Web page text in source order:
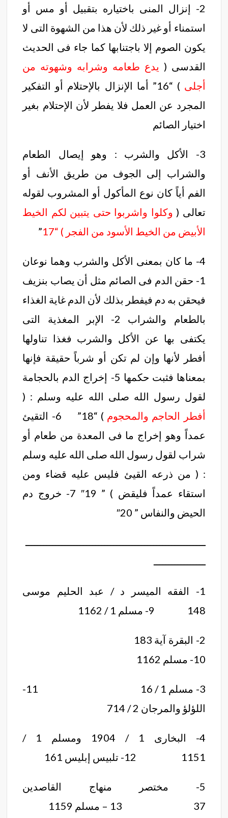
2- إنزال المنى باختياره بتقبيل أو مس أو
استمناء أو غير ذلك لأن هذا من الشهوة التى لا
يكون الصوم إلا باجتنابها كما جاء فى الحديث
القدسى ( يدع طعامه وشرابه وشهوته من
أجلى
) “16” أما الإنزال بالإحتلام أو التفكير
المجرد عن العمل فلا يفطر لأن الإحتلام بغير
اختيار الصائم
3- الأكل والشرب : وهو إيصال الطعام
والشراب إلى الجوف من طريق الأنف أو
الفم أياً كان نوع المأكول أو المشروب لقوله
تعالى ( وكلوا واشربوا حتى يتبين لكم الخيط
الأبيض من الخيط الأسود من الفجر ) “17
”
4- ما كان بمعنى الأكل والشرب وهما نوعان
1- حقن الدم فى الصائم مثل أن يصاب بنزيف
فيحقن به دم فيفطر بذلك لأن الدم غاية الغذاء
بالطعام والشراب 2- الإبر المغذية التى
يكتفى بها عن الأكل والشرب فغذا تناولها
أفطر لأنها وإن لم تكن أو شرباً حقيقة فإنها
بمعناها فثبت حكمها 5- إخراج الدم بالحجامة
لقول رسول الله صلى الله عليه وسلم : (
أفطر الحاجم والمحجوم
) “18” 6- التقيئ
عمداً وهو إخراج ما فى المعدة من طعام أو
شراب لقول رسول الله صلى الله عليه وسلم
: ( من ذرعه القيئ فليس عليه قضاء ومن
استقاء عمداً فليقض ) ” 19″ 7- خروج دم
الحيض والنفاس ” 20″
ـــــــــــــــــــــــــــــــــــــــــــــــــــــــــــ
ـــــــــــــــــ
1- الفقه الميسر د / عبد الحليم موسى
148 9- مسلم 1 / 1162
10- مسلم 1162
3- مسلم 1 / 16 11-
اللؤلؤ والمرجان 2 / 714
4- البخارى 1 / 1904 ومسلم 1 /
1151 12- تلبيس إبليس 161
5- مختصر منهاج القاصدين
37 13 – مسلم 1159